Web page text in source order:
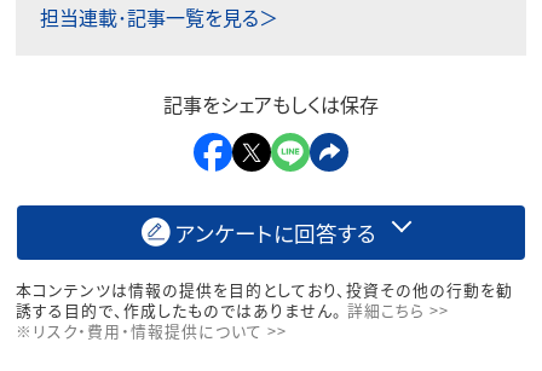
担当連載･記事一覧を見る＞
記事をシェアもしくは保存
アンケートに回答する
本コンテンツは情報の提供を目的としており、投資その他の行動を勧
誘する目的で、作成したものではありません。 詳細こちら >>
※リスク・費用・情報提供について >>